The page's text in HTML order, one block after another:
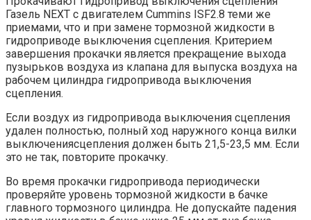
Газель NEXT с двигателем Cummins ISF2.8 теми же
приемами, что и при замене тормозной жидкости в
гидроприводе выключения сцепления. Критерием
завершения прокачки является прекращение выхода
пузырьков воздуха из клапана для выпуска воздуха на
рабочем цилиндра гидропривода выключения
сцепления.
Если воздух из гидропривода выключения сцепления
удален полностью, полный ход наружного конца вилки
выключениясцепления должен быть 21,5-23,5 мм. Если
это не так, повторите прокачку.
Во время прокачки гидропривода периодически
проверяйте уровень тормозной жидкости в бачке
главного тормозного цилиндра. Не допускайте падения